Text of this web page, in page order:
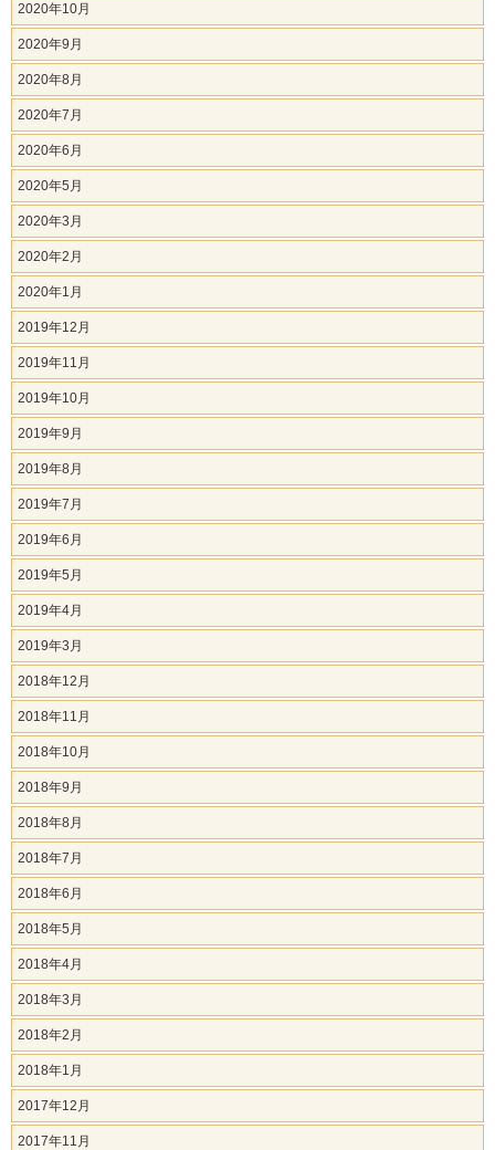
2020年10月
2020年9月
2020年8月
2020年7月
2020年6月
2020年5月
2020年3月
2020年2月
2020年1月
2019年12月
2019年11月
2019年10月
2019年9月
2019年8月
2019年7月
2019年6月
2019年5月
2019年4月
2019年3月
2018年12月
2018年11月
2018年10月
2018年9月
2018年8月
2018年7月
2018年6月
2018年5月
2018年4月
2018年3月
2018年2月
2018年1月
2017年12月
2017年11月